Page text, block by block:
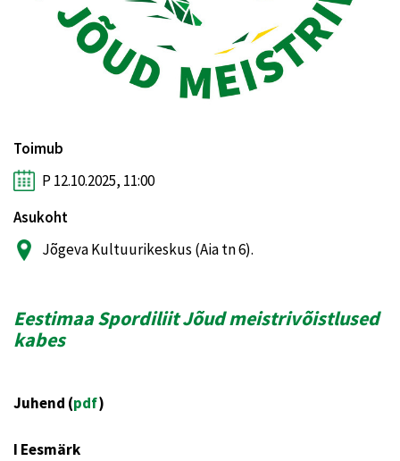
Toimub
P 12.10.2025, 11:00
Asukoht
Jõgeva Kultuurikeskus (Aia tn 6).
Eestimaa Spordiliit Jõud meistrivõistlused
kabes
Juhend (pdf)
I Eesmärk